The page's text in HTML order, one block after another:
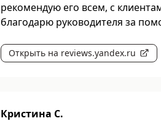
рекомендую его всем, с
благодарю руководителя за
Открыть на reviews.yandex.ru
Кристина С.